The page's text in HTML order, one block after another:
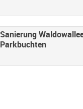
Sanierung
Parkbuchten